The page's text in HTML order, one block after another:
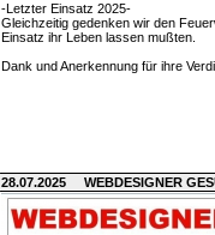
-Letzter Einsatz 2025-
Gleichzeitig gedenken wir den
Einsatz ihr Leben lassen mußten.
Dank und Anerkennung für ihre
28.07.2025 WEBDESIGNER